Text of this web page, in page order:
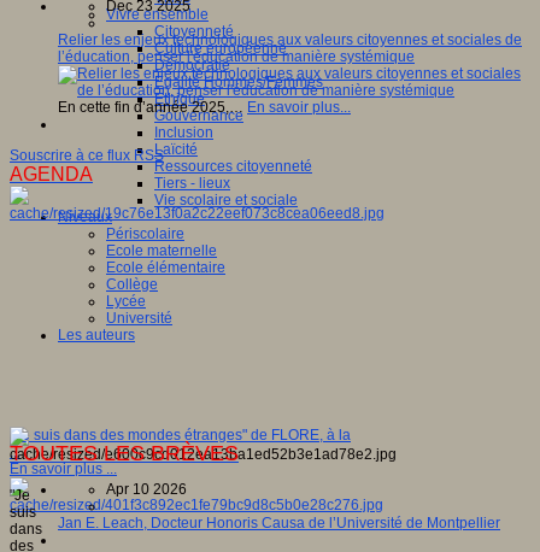
Vivre ensemble
Citoyenneté
Culture européenne
Démocratie
Egalité Hommes/Femmes
Ethique
Gouvernance
Inclusion
Laïcité
Ressources citoyenneté
Tiers - lieux
Vie scolaire et sociale
Niveaux
Périscolaire
Ecole maternelle
Ecole élémentaire
Collège
Lycée
Université
Les auteurs
Dec 23 2025
Relier les enjeux technologiques aux valeurs citoyennes et sociales de
l’éducation, penser l'éducation de manière systémique
En cette fin d’année 2025,… En savoir plus...
Souscrire à ce flux RSS
AGENDA
"Je suis dans des mondes étranges" de FLORE, à la
...
En savoir plus ...
"Je
suis
dans
des
TOUTES LES BRÈVES
Apr 10 2026
Jan E. Leach, Docteur Honoris Causa de l’Université de Montpellier